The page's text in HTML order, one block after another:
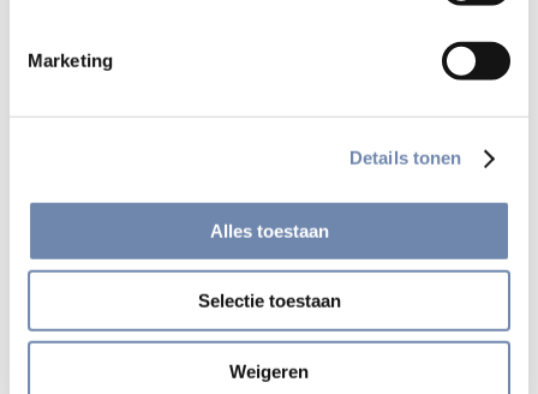
Marketing
Details tonen
Alles toestaan
Selectie toestaan
Weigeren
en het protestantisme vervloekte als een duivelse draak!
In 1566 ontving hij de priesterwijding. Hij werd benoemd
voor het district van Sao Paolo; gaf les, missioneerde, en
Daarmee staat hij aan het begin van de inlandse
Braziliaanse literatuur. In 1577 werd hij provinciaal. Een
jaar daarna stichtte hij een college in Rio de Janeiro.